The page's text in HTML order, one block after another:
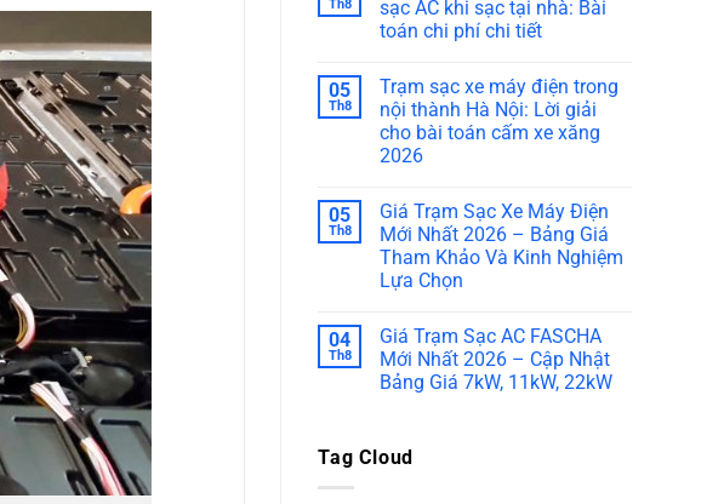
Th8
sạc AC khi sạc tại nhà: Bài
toán chi phí chi tiết
05
Th8
Trạm sạc xe máy điện trong
nội thành Hà Nội: Lời giải
cho bài toán cấm xe xăng
2026
05
Th8
Giá Trạm Sạc Xe Máy Điện
Mới Nhất 2026 – Bảng Giá
Tham Khảo Và Kinh Nghiệm
Lựa Chọn
04
Th8
Giá Trạm Sạc AC FASCHA
Mới Nhất 2026 – Cập Nhật
Bảng Giá 7kW, 11kW, 22kW
Tag Cloud